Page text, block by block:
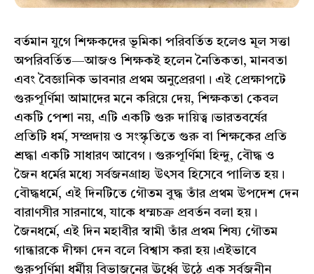
বর্তমান যুগে শিক্ষকদের ভূমিকা পরিবর্তিত হলেও মূল সত্তা
অপরিবর্তিত—আজও শিক্ষকই হলেন নৈতিকতা, মানবতা
এবং বৈজ্ঞানিক ভাবনার প্রথম অনুপ্রেরণা। এই প্রেক্ষাপটে
গুরুপূর্ণিমা আমাদের মনে করিয়ে দেয়, শিক্ষকতা কেবল
একটি পেশা নয়, এটি একটি গুরু দায়িত্ব।ভারতবর্ষের
প্রতিটি ধর্ম, সম্প্রদায় ও সংস্কৃতিতে গুরু বা শিক্ষকের প্রতি
শ্রদ্ধা একটি সাধারণ আবেগ। গুরুপূর্ণিমা হিন্দু, বৌদ্ধ ও
জৈন ধর্মের মধ্যে সর্বজনগ্রাহ্য উৎসব হিসেবে পালিত হয়।
বৌদ্ধধর্মে, এই দিনটিতে গৌতম বুদ্ধ তাঁর প্রথম উপদেশ দেন
বারাণসীর সারনাথে, যাকে ধম্মচক্র প্রবর্তন বলা হয়।
জৈনধর্মে, এই দিন মহাবীর স্বামী তাঁর প্রথম শিষ্য গৌতম
গান্ধারকে দীক্ষা দেন বলে বিশ্বাস করা হয়।এইভাবে
গুরুপূর্ণিমা ধর্মীয় বিভাজনের ঊর্ধ্বে উঠে এক সর্বজনীন